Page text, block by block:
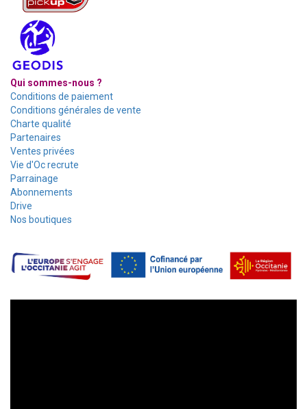
Qui sommes-nous ?
Conditions de paiement
Conditions générales de vente
Charte qualité
Partenaires
Ventes privées
Vie d'Oc recrute
Parrainage
Abonnements
Drive
Nos boutiques